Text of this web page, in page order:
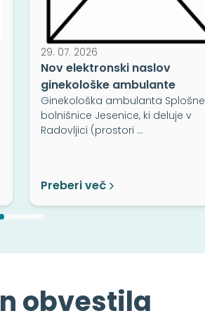
29. 07. 2026
Nov elektronski naslov
ginekološke ambulante
Ginekološka ambulanta Splošne
bolnišnice Jesenice, ki deluje v
Radovljici (prostori …
Preberi več
obvestila